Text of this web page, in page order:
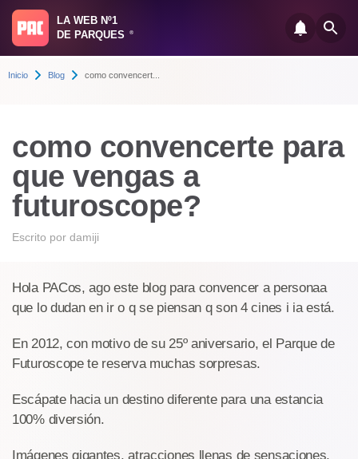
LA WEB Nº1
DE PARQUES
®
Inicio Blog como convencert...
como convencerte para
que vengas a
futuroscope?
Escrito por damiji
Hola PACos, ago este blog para convencer a personaa
que lo dudan en ir o q se piensan q son 4 cines i ia está.
En 2012, con motivo de su 25º aniversario, el Parque de
Futuroscope te reserva muchas sorpresas.
Escápate hacia un destino diferente para una estancia
100% diversión.
Imágenes gigantes, atracciones llenas de sensaciones,